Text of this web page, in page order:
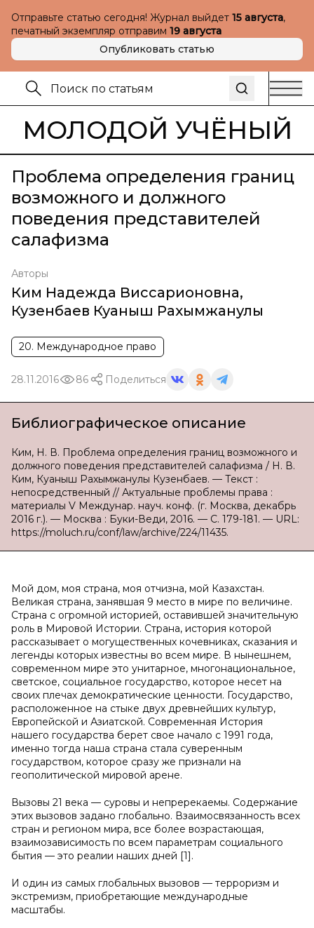
Отправьте статью сегодня! Журнал выйдет 15 августа,
печатный экземпляр отправим 19 августа
Опубликовать статью
МОЛОДОЙ УЧЁНЫЙ
Проблема определения границ
возможного и должного
поведения представителей
салафизма
Авторы
Ким Надежда Виссарионовна,
Кузенбаев Куаныш Рахымжанулы
20. Международное право
28.11.2016 86 Поделиться
Библиографическое описание
Ким, Н. В. Проблема определения границ возможного и
должного поведения представителей салафизма / Н. В.
Ким, Куаныш Рахымжанулы Кузенбаев. — Текст :
непосредственный // Актуальные проблемы права :
материалы V Междунар. науч. конф. (г. Москва, декабрь
2016 г.). — Москва : Буки-Веди, 2016. — С. 179-181. — URL:
https://moluch.ru/conf/law/archive/224/11435.
Мой дом, моя страна, моя отчизна, мой Казахстан.
Великая страна, занявшая 9 место в мире по величине.
Страна с огромной историей, оставившей значительную
роль в Мировой Истории. Страна, история которой
рассказывает о могущественных кочевниках, сказания и
легенды которых известны во всем мире. В нынешнем,
современном мире это унитарное, многонациональное,
светское, социальное государство, которое несет на
своих плечах демократические ценности. Государство,
расположенное на стыке двух древнейших культур,
Европейской и Азиатской. Современная История
нашего государства берет свое начало с 1991 года,
именно тогда наша страна стала суверенным
государством, которое сразу же признали на
геополитической мировой арене.
Вызовы 21 века — суровы и непререкаемы. Содержание
этих вызовов задано глобально. Взаимосвязанность всех
стран и регионом мира, все более возрастающая,
взаимозависимость по всем параметрам социального
бытия — это реалии наших дней [1].
И один из самых глобальных вызовов — терроризм и
экстремизм, приобретающие международные
масштабы.